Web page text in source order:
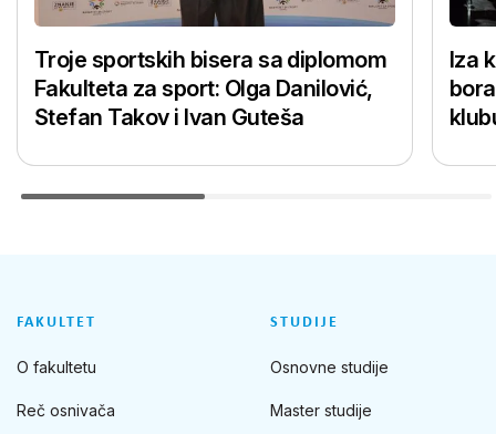
Troje sportskih bisera sa diplomom
Fakulteta za sport: Olga Danilović,
Stefan Takov i Ivan Guteša
Iza
FAKULTET
O fakultetu
Reč osnivača
STUDIJE
Osnovne studije
Master studije